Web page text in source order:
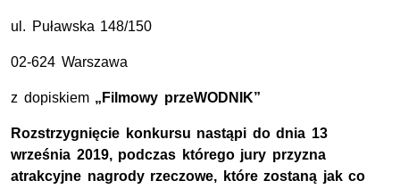
ul. Puławska 148/150
02-624 Warszawa
z dopiskiem „Filmowy przeWODNIK”
Rozstrzygnięcie konkursu nastąpi do dnia 13
września 2019, podczas którego jury przyzna
atrakcyjne nagrody rzeczowe, które zostaną jak co